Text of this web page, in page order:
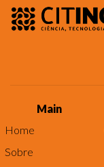
Main
Home
Sobre